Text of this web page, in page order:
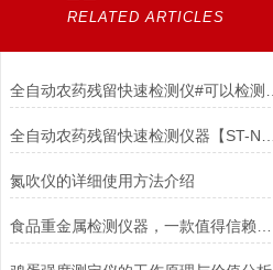
RELATED ARTICLES
氮吹仪的详细使用方法介绍